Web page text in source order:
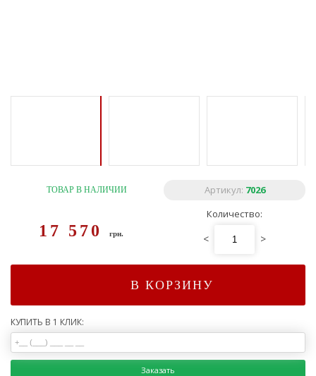
ТОВАР В НАЛИЧИИ Артикул: 7026
17 570грн.
Количество:
< >
В КОРЗИНУ
КУПИТЬ В 1 КЛИК:
Заказать